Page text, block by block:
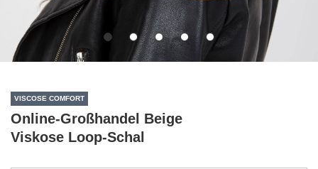
VISCOSE COMFORT
Online-Großhandel Beige
Viskose Loop-Schal